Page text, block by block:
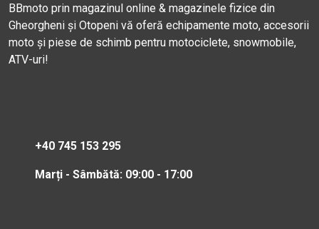
BBmoto prin magazinul online & magazinele fizice din
Gheorgheni și Otopeni vă oferă echipamente moto, accesorii
moto și piese de schimb pentru motociclete, snowmobile,
ATV-uri!
+40 745 153 295
Marți - Sâmbătă: 09:00 - 17:00